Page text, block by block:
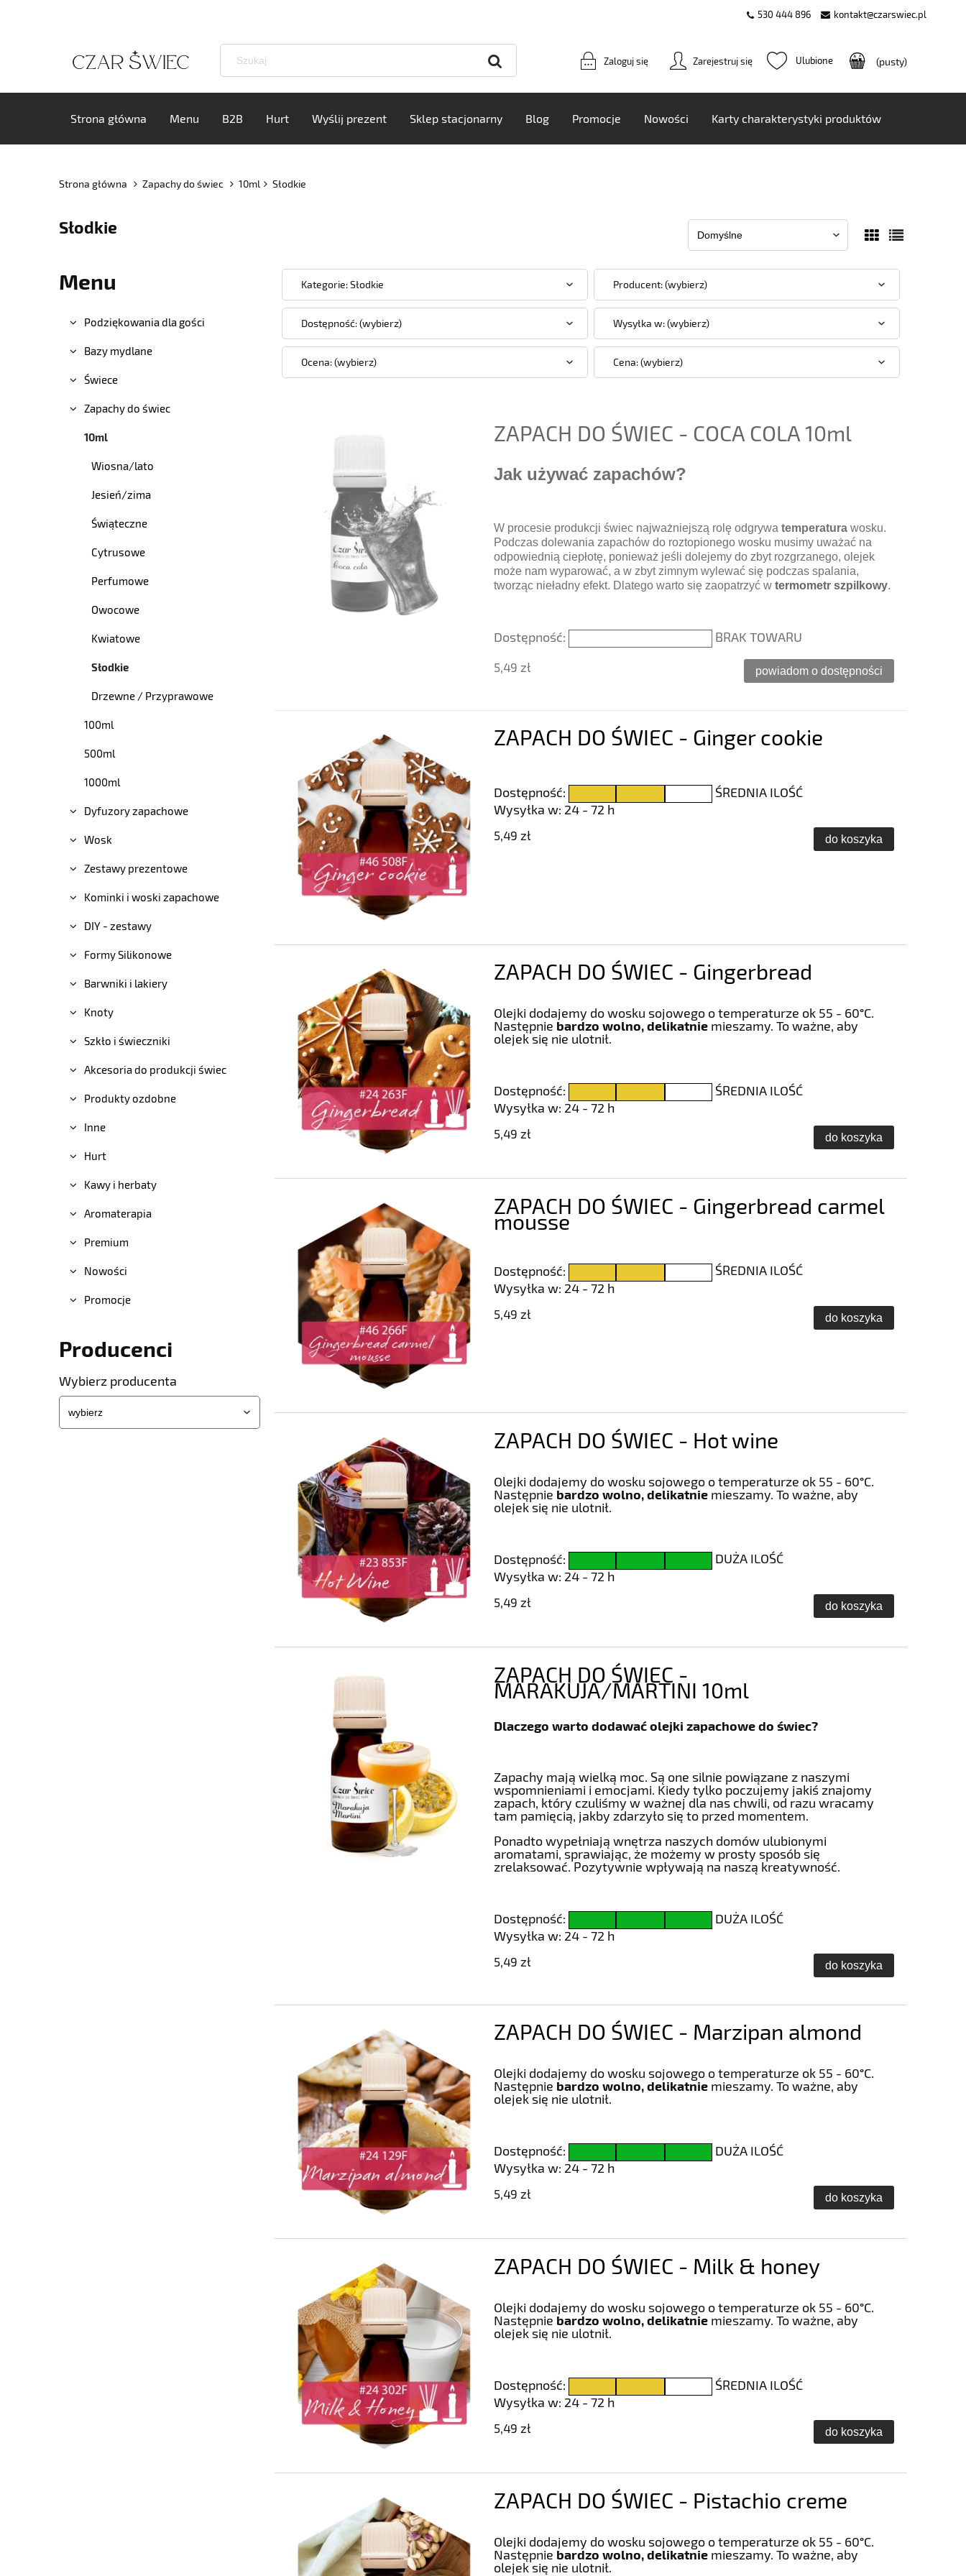
530 444 896 kontakt@czarswiec.pl
Zarejestruj się
Zaloguj się (pusty)
Strona główna Menu B2B Hurt Wyślij prezent Sklep stacjonarny Blog Promocje Nowości Karty charakterystyki produktów
Strona główna Zapachy do świec 10ml Słodkie
Słodkie
Menu
Podziękowania dla gości
Bazy mydlane
Świece
Zapachy do świec
10ml
Wiosna/lato
Jesień/zima
Świąteczne
Cytrusowe
Perfumowe
Owocowe
Kwiatowe
Słodkie
Drzewne / Przyprawowe
100ml
500ml
1000ml
Dyfuzory zapachowe
Wosk
Zestawy prezentowe
Kominki i woski zapachowe
DIY - zestawy
Formy Silikonowe
Barwniki i lakiery
Knoty
Szkło i świeczniki
Akcesoria do produkcji świec
Produkty ozdobne
Inne
Hurt
Kawy i herbaty
Aromaterapia
Premium
Nowości
Promocje
Producenci
Wybierz producenta
Kategorie: Słodkie Producent: (wybierz)
Dostępność: (wybierz) Wysyłka w: (wybierz)
Ocena: (wybierz) Cena: (wybierz)
ZAPACH DO ŚWIEC - COCA COLA 10ml
Jak używać zapachów?
W procesie produkcji świec najważniejszą rolę odgrywatemperatura wosku.
Podczas dolewania zapachów do roztopionego wosku musimy uważać na
odpowiednią ciepłotę, ponieważ jeśli dolejemy do zbyt rozgrzanego, olejek
może nam wyparować, a w zbyt zimnym wylewać się podczas spalania,
tworząc nieładny efekt. Dlatego warto się zaopatrzyć wtermometr szpilkowy.
Dostępność: BRAK TOWARU
5,49 zł powiadom o dostępności
ZAPACH DO ŚWIEC - Ginger cookie
Dostępność:
ŚREDNIA ILOŚĆ
Wysyłka w: 24 - 72 h
5,49 zł do koszyka
ZAPACH DO ŚWIEC - Gingerbread
Olejki dodajemy do wosku sojowego o temperaturze ok 55 - 60°C.
Następnie bardzo wolno, delikatnie mieszamy. To ważne, aby
olejek się nie ulotnił.
Dostępność:
ŚREDNIA ILOŚĆ
Wysyłka w: 24 - 72 h
5,49 zł do koszyka
ZAPACH DO ŚWIEC - Gingerbread carmel
mousse
Dostępność:
ŚREDNIA ILOŚĆ
Wysyłka w: 24 - 72 h
5,49 zł do koszyka
ZAPACH DO ŚWIEC - Hot wine
Olejki dodajemy do wosku sojowego o temperaturze ok 55 - 60°C.
Następnie bardzo wolno, delikatnie mieszamy. To ważne, aby
olejek się nie ulotnił.
Dostępność:
DUŻA ILOŚĆ
Wysyłka w: 24 - 72 h
5,49 zł do koszyka
ZAPACH DO ŚWIEC -
MARAKUJA/MARTINI 10ml
Dlaczego warto dodawać olejki zapachowe do świec?
Zapachy mają wielką moc. Są one silnie powiązane z naszymi
wspomnieniami i emocjami. Kiedy tylko poczujemy jakiś znajomy
zapach, który czuliśmy w ważnej dla nas chwili, od razu wracamy
tam pamięcią, jakby zdarzyło się to przed momentem.
Ponadto wypełniają wnętrza naszych domów ulubionymi
aromatami, sprawiając, że możemy w prosty sposób się
zrelaksować. Pozytywnie wpływają na naszą kreatywność.
Dostępność:
DUŻA ILOŚĆ
Wysyłka w: 24 - 72 h
5,49 zł do koszyka
ZAPACH DO ŚWIEC - Marzipan almond
Olejki dodajemy do wosku sojowego o temperaturze ok 55 - 60°C.
Następnie bardzo wolno, delikatnie mieszamy. To ważne, aby
olejek się nie ulotnił.
Dostępność:
DUŻA ILOŚĆ
Wysyłka w: 24 - 72 h
5,49 zł do koszyka
ZAPACH DO ŚWIEC - Milk & honey
Olejki dodajemy do wosku sojowego o temperaturze ok 55 - 60°C.
Następnie bardzo wolno, delikatnie mieszamy. To ważne, aby
olejek się nie ulotnił.
Dostępność:
ŚREDNIA ILOŚĆ
Wysyłka w: 24 - 72 h
5,49 zł do koszyka
ZAPACH DO ŚWIEC - Pistachio creme
Olejki dodajemy do wosku sojowego o temperaturze ok 55 - 60°C.
Następnie bardzo wolno, delikatnie mieszamy. To ważne, aby
olejek się nie ulotnił.